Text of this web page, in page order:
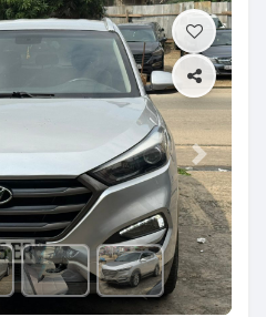
Next